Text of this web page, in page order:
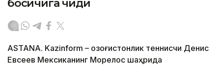
босқичига чиқди
ASTANA. Kazinform – Қозоғистонлик теннисчи Денис
Евсеев Мексиканинг Морелос шаҳрида